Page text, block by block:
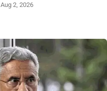
Aug 2, 2026